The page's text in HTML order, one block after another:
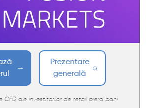
Prezentare
generală
CFD ale investitorilor de retail pierd bani